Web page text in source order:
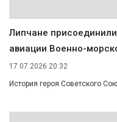
Липчане
авиации Военно-
17.07.2026 20:32
История героя Советского